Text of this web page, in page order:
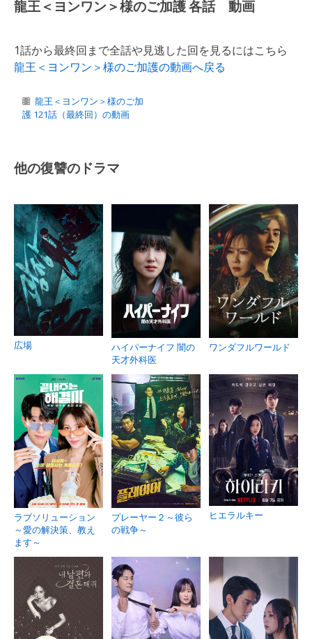
龍王＜ヨンワン＞様のご加護 各話 動画
1話から最終回まで全話や見逃した回を見るにはこちら
龍王＜ヨンワン＞様のご加護の動画へ戻る
龍王＜ヨンワン＞様のご加
護 121話（最終回）の動画
他の復讐のドラマ
広場
ハイパーナイフ 闇の
天才外科医
ワンダフルワールド
ラブソリューション
～愛の解決策、教え
ます～
プレーヤー２～彼ら
の戦争～
ヒエラルキー